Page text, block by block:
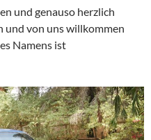
und genauso herzlich
und von uns willkommen
Namens ist